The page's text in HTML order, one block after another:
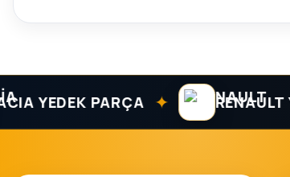
PARÇA ✦ RENAULT